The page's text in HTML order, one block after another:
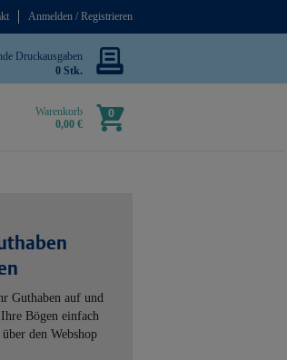
Anmelden / Registrieren
Druckausgaben
0 Stk.
Warenkorb
0,00 €
0
Guthaben auf und
Bögen einfach
den Webshop